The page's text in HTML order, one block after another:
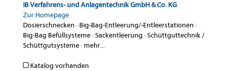
IB Verfahrens- und Anlagentechnik GmbH & Co. KG
Zur Homepage
Dosierschnecken · Big-Bag-Entleerung/-Entleerstationen ·
Big-Bag Befüllsysteme·Sackentleerung ·Schüttguttechnik /
Schüttgutsysteme· mehr...
Katalog vorhanden